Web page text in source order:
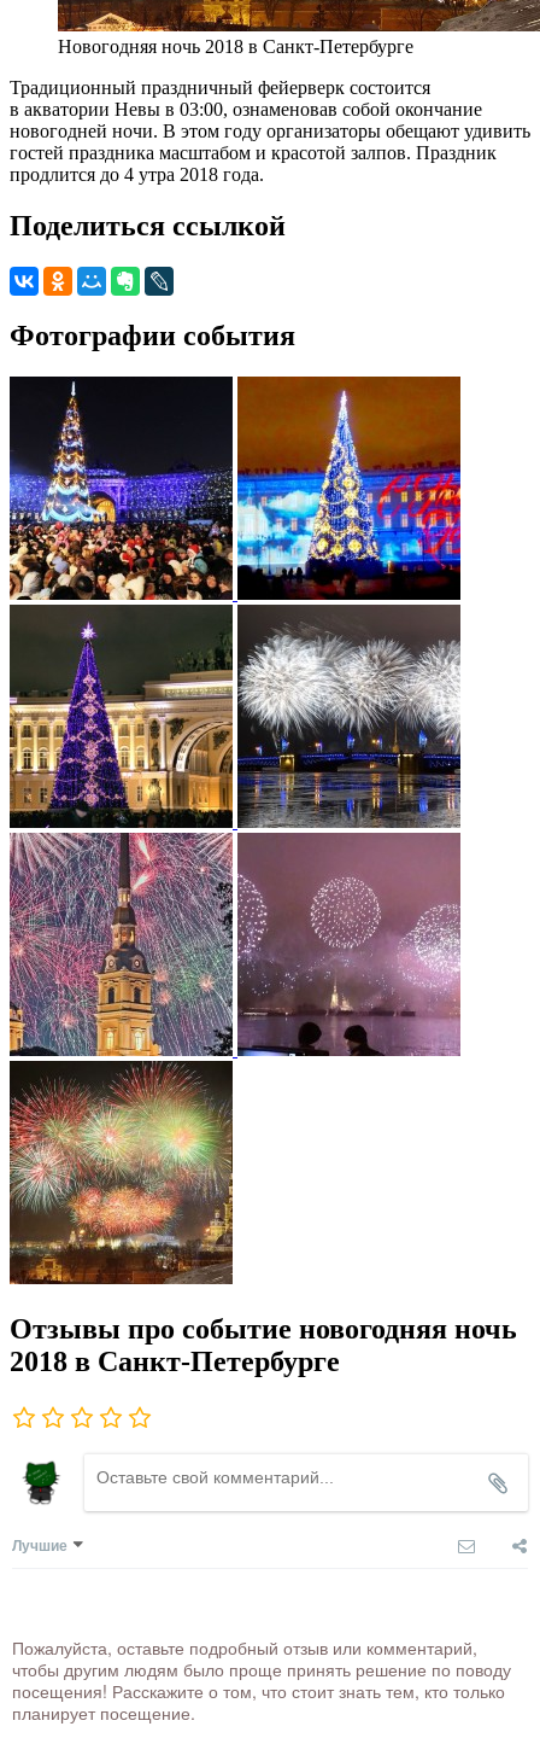
Новогодняя ночь 2018 в Санкт-Петербурге
Традиционный праздничный фейерверк состоится
в акватории Невы в 03:00, ознаменовав собой окончание
новогодней ночи. В этом году организаторы обещают удивить
гостей праздника масштабом и красотой залпов. Праздник
продлится до 4 утра 2018 года.
Поделиться ссылкой
Фотографии события
Отзывы про событие новогодняя ночь
2018 в Санкт-Петербурге
Лучшие
Пожалуйста, оставьте подробный отзыв или комментарий,
чтобы другим людям было проще принять решение по поводу
посещения! Расскажите о том, что стоит знать тем, кто только
планирует посещение.